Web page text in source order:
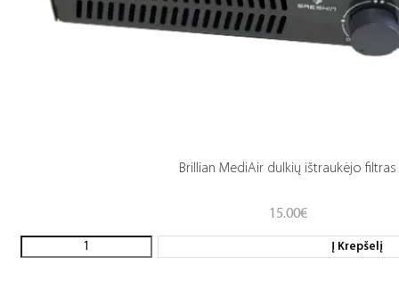
Brillian MediAir dulkių ištraukėjo filtras
15.00€
Į Krepšelį